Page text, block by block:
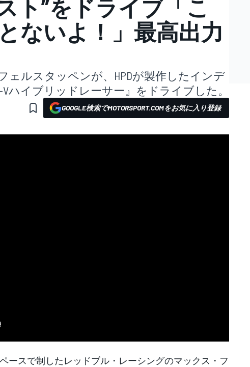
ト”をドライブ「こ
ないよ！」最高出力
ェルスタッペンが、HPDが製作したインデ
ハイブリッドレーサー』をドライブした。
GOOGLE検索でMOTORSPORT.COMをお気に入り登録
ースで制したレッドブル・レーシングのマックス・フ